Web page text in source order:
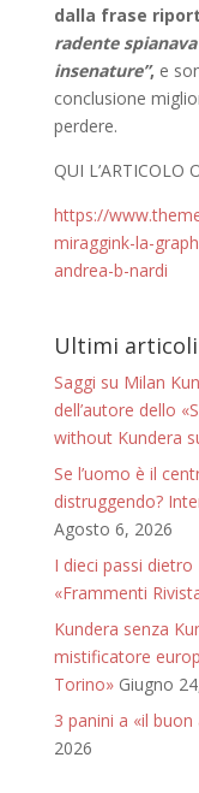
dalla frase
radente
insenature”, e
conclusione
perdere.
QUI L’ARTICOLO
https://
miraggink-la-
andrea-b-nardi
Ultimi articoli
Saggi su Milan
dell’autore dello
without Kundera
Se l’uomo è il
distruggendo?
Agosto 6, 2026
I dieci passi
«Frammenti
Kundera senza
mistificatore
Torino» Giugno
3 panini a «il
2026